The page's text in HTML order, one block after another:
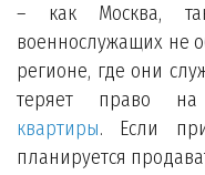
– как Москва,
военнослужащих не
регионе, где они
теряет право на
квартиры. Если
планируется